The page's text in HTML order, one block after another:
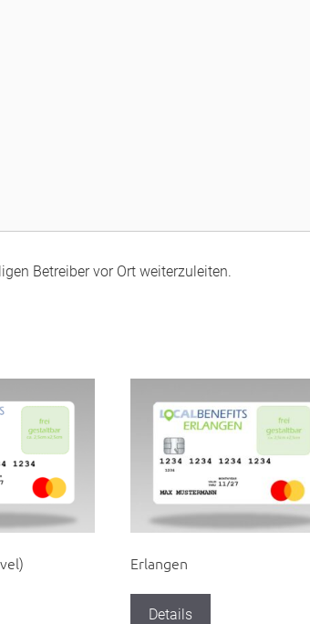
Betreiber vor Ort weiterzuleiten.
Erlangen
Details